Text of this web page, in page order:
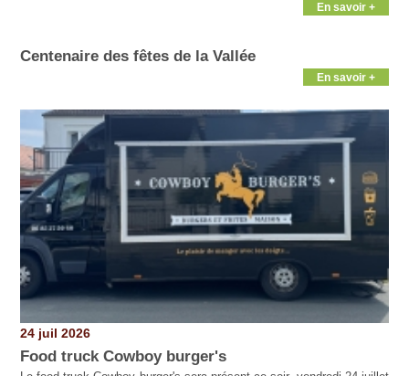
En savoir +
Centenaire des fêtes de la Vallée
En savoir +
24 juil 2026
Food truck Cowboy burger's